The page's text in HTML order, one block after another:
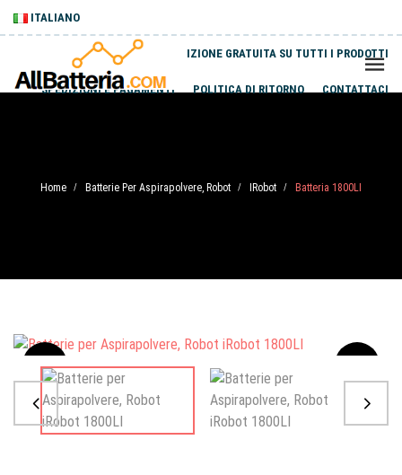
ITALIANO
SPEDIZIONE GRATUITA SU TUTTI I PRODOTTI
SPEDIZIONI E PAGAMENTI POLITICA DI RITORNO CONTATTACI
Home / Batterie Per Aspirapolvere, Robot / IRobot / Batteria 1800LI
Sale